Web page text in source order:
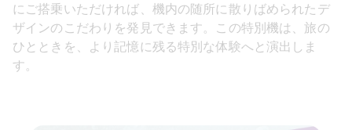
にご搭乗いただければ、機内の随所に散りばめられたデ
ザインのこだわりを発見できます。この特別機は、旅の
ひとときを、より記憶に残る特別な体験へと演出しま
す。